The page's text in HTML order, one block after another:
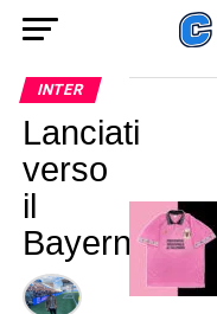
INTER
Lanciati
verso
il
Bayern